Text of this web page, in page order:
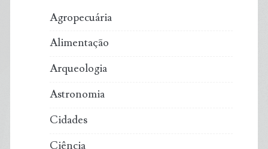
Agropecuária
Alimentação
Arqueologia
Astronomia
Cidades
Ciência